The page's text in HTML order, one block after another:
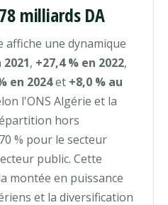
milliards DA
affiche une dynamique
, +27,4 % en 2022,
en 2024et +8,0 % au
l'ONS Algérie et la
hors
% pour le secteur
public. Cette
montée en puissance
et la diversification